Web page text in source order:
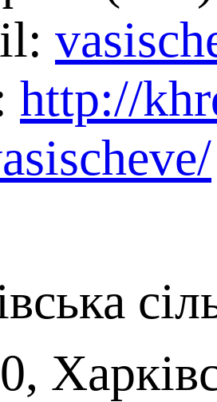
http://